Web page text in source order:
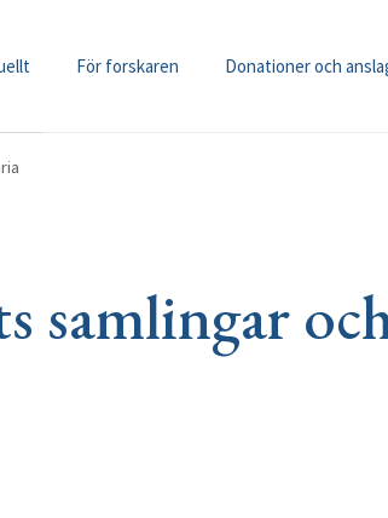
För forskaren Donationer och
samlingar